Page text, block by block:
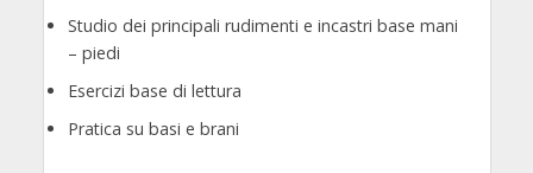
Studio dei principali rudimenti e incastri base mani
– piedi
Esercizi base di lettura
Pratica su basi e brani